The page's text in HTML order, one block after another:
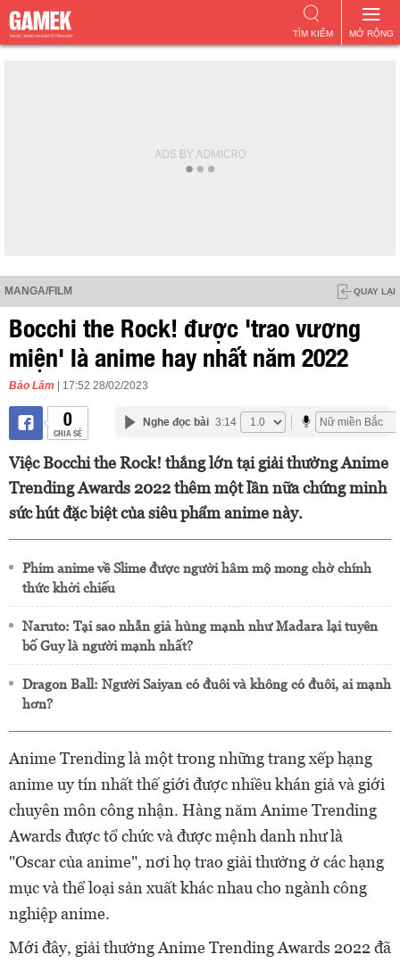
MỞ RỘNG
TÌM KIẾM
MANGA/FILM QUAY LẠI
Bocchi the Rock! được 'trao vương
miện' là anime hay nhất năm 2022
Bảo Lâm | 17:52 28/02/2023
0
CHIA SẺ
Nghe đọc bài 3:14
Việc Bocchi the Rock! thắng lớn tại giải thưởng Anime
Trending Awards 2022 thêm một lần nữa chứng minh
sức hút đặc biệt của siêu phẩm anime này.
Phim anime về Slime được người hâm mộ mong chờ chính
thức khởi chiếu
Naruto: Tại sao nhẫn giả hùng mạnh như Madara lại tuyên
bố Guy là người mạnh nhất?
Dragon Ball: Người Saiyan có đuôi và không có đuôi, ai mạnh
hơn?
Anime Trending là một trong những trang xếp hạng
anime uy tín nhất thế giới được nhiều khán giả và giới
chuyên môn công nhận. Hàng năm Anime Trending
Awards được tổ chức và được mệnh danh như là
"Oscar của anime", nơi họ trao giải thưởng ở các hạng
mục và thể loại sản xuất khác nhau cho ngành công
nghiệp anime.
Mới đây, giải thưởng Anime Trending Awards 2022 đã